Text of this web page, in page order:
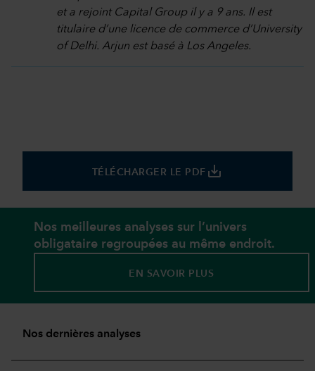
et a rejoint Capital Group il y a 9 ans. Il est
titulaire d’une licence de commerce d’University
of Delhi. Arjun est basé à Los Angeles.
TÉLÉCHARGER LE PDF save_alt
Nos meilleures analyses sur l’univers
obligataire regroupées au même endroit.
EN SAVOIR PLUS
Nos dernières analyses